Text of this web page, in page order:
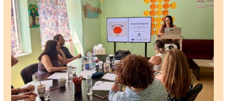
and
right
arrow
keys
to
access
the